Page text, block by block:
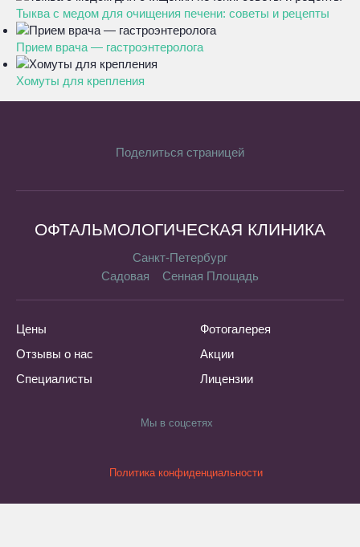
Тыква с медом для очищения печени: советы и рецепты
Прием врача — гастроэнтеролога
Хомуты для крепления
Поделиться страницей
ОФТАЛЬМОЛОГИЧЕСКАЯ КЛИНИКА
Санкт-Петербург
Садовая
Сенная Площадь
Цены
Отзывы о нас
Специалисты
Фотогалерея
Акции
Лицензии
Мы в соцсетях
Политика конфиденциальности